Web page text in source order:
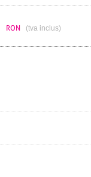
RON (tva inclus)